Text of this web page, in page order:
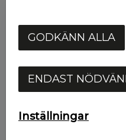
Starta
Mobilt
GODKÄNN ALLA
ENDAST
Inställningar